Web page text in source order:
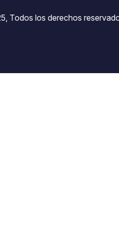
Todos los derechos